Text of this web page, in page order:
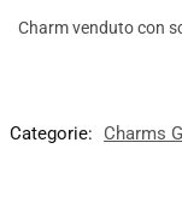
Charm venduto con
Categorie:
Charms